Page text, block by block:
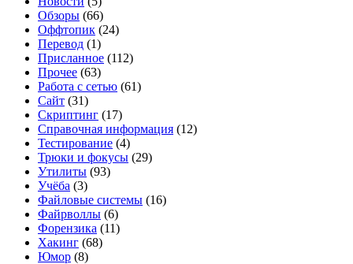
Обзоры (66)
Оффтопик (24)
Перевод (1)
Присланное (112)
Прочее (63)
Работа с сетью (61)
Сайт (31)
Скриптинг (17)
Справочная информация (12)
Тестирование (4)
Трюки и фокусы (29)
Утилиты (93)
Учёба (3)
Файловые системы (16)
Файрволлы (6)
Форензика (11)
Хакинг (68)
Юмор (8)